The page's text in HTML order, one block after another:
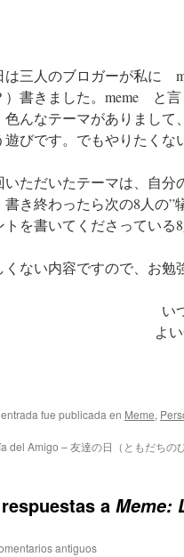
は三人のブロガーが私に
）書きました。meme と
色んなテーマがありまして
遊びです。でもやりたくな
いただいたテーマは、自分
書き終わったら次の8人の”
トを書いてくださっている
くない内容ですので、お勉
い
よ
fue publicada en Meme,
del Amigo – 友達の日（ともだちの
a Meme:
antiguos